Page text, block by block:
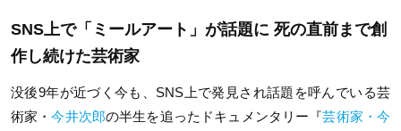
SNS上で「ミールアート」が話題に 死の直前まで創
作し続けた芸術家
没後9年が近づく今も、SNS上で発見され話題を呼んでいる芸
術家・今井次郎の半生を追ったドキュメンタリー『芸術家・今